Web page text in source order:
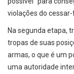
violações do cessar-
Na segunda etapa,
tropas de suas
armas, o que é um
uma autoridade